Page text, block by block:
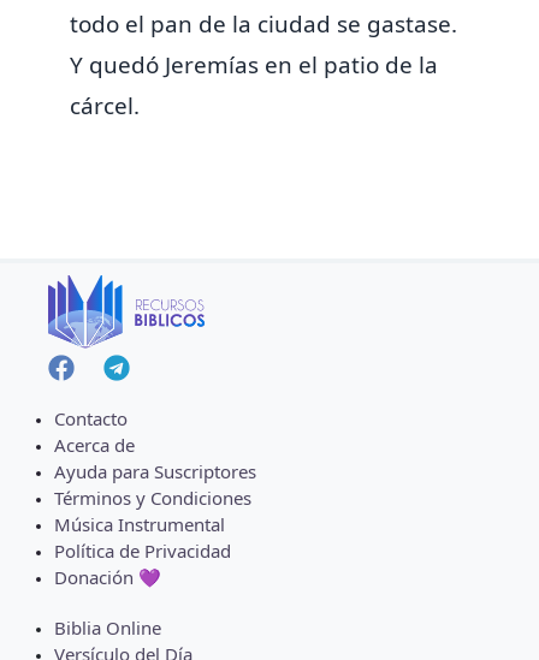
todo el pan de la ciudad se gastase.
Y quedó Jeremías en el patio de la
cárcel.
Contacto
Acerca de
Ayuda para Suscriptores
Términos y Condiciones
Música Instrumental
Política de Privacidad
Donación 💜
Biblia Online
Versículo del Día